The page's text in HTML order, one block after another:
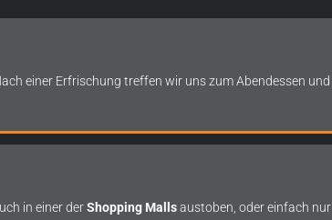
einer Erfrischung treffen wir uns zum Abendessen und
in einer derShopping Mallsaustoben, oder einfach nur